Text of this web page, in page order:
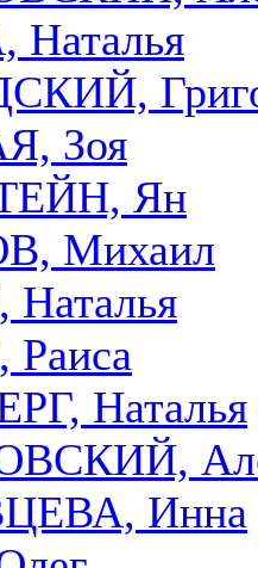
Зоя
Ян
Михаил
Наталья
Инна